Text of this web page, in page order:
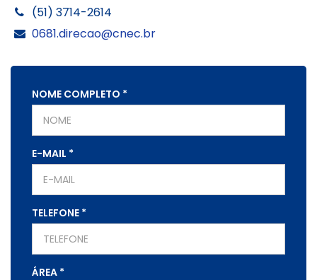
(51) 3714-2614
0681.direcao@cnec.br
NOME COMPLETO *
E-MAIL *
TELEFONE *
ÁREA *